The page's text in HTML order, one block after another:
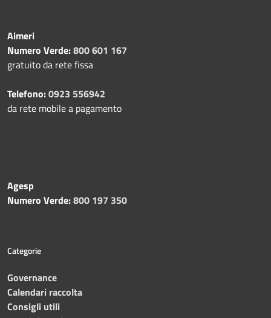
Aimeri
Numero Verde:800 601 167
gratuito da rete fissa
Telefono:0923 556942
da rete mobile a pagamento
Agesp
Numero Verde:800 197 350
Categorie
Governance
Calendari raccolta
Consigli utili